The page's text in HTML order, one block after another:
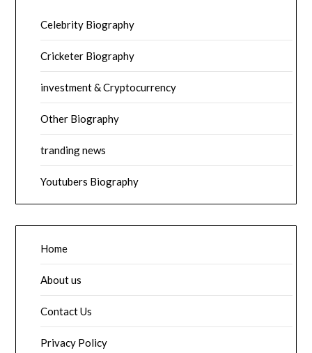
Celebrity Biography
Cricketer Biography
investment & Cryptocurrency
Other Biography
tranding news
Youtubers Biography
Home
About us
Contact Us
Privacy Policy